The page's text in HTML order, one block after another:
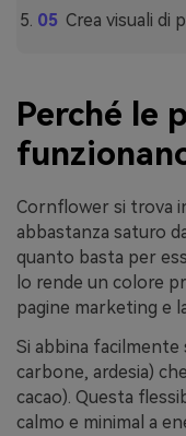
Crea visuali di
Perché le
Cornflower si trova
abbastanza saturo
quanto basta per
lo rende un colore
pagine marketing e
Si abbina facilmente
carbone, ardesia)
cacao). Questa
calmo e minimal a